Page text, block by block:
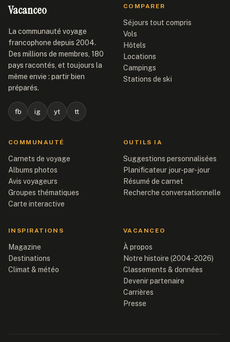
Vacanceo
La communauté voyage
francophone depuis 2004.
Des millions de membres, 180
pays racontés, et toujours la
même envie : partir bien
préparés.
fb ig yt tt
COMPARER
Séjours tout compris
Vols
Hôtels
Locations
Campings
Stations de ski
COMMUNAUTÉ
Carnets de voyage
Albums photos
Avis voyageurs
Groupes thématiques
Carte interactive
OUTILS IA
Suggestions personnalisées
Planificateur jour-par-jour
Résumé de carnet
Recherche conversationnelle
INSPIRATIONS
Magazine
Destinations
Climat & météo
VACANCEO
À propos
Notre histoire (2004-2026)
Classements & données
Devenir partenaire
Carrières
Presse